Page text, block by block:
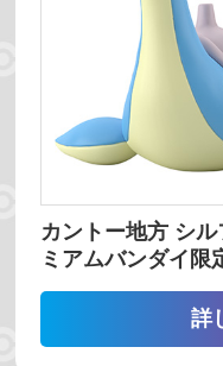
カントー地方 シ
ミアムバンダイ限
詳